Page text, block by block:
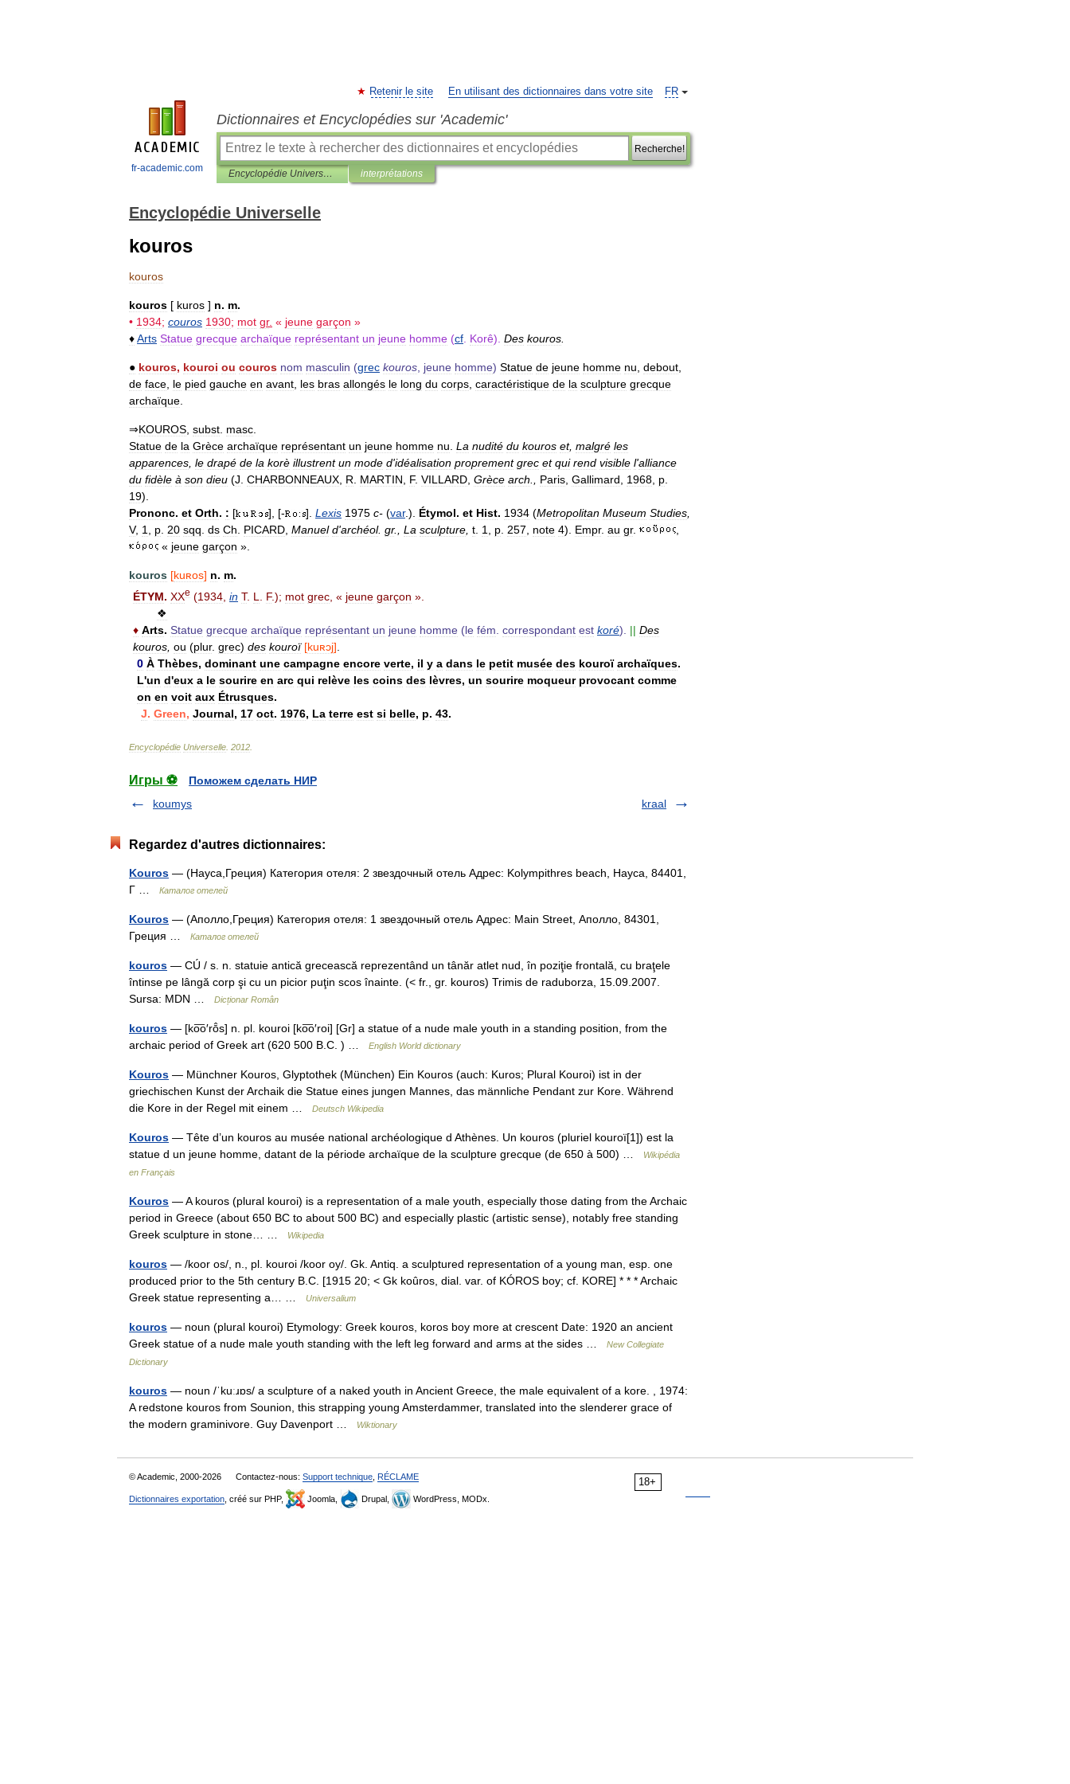
fr-academic.com
FR
Retenir le site En utilisant des dictionnaires dans votre site
Dictionnaires et Encyclopédies sur 'Academic'
Recherche!
Encyclopédie Universelle interprétations
Encyclopédie Universelle
kouros
kouros
kouros [ kuros ] n. m.
• 1934; couros 1930; mot gr. « jeune garçon »
♦Arts Statue grecque archaïque représentant un jeune homme (cf Korê). Des kouros
● kouros, kouroi ou couros nom masculin (grec kouros jeune homme) Statue de jeune homme nu debout
de face le pied gauche en avant les bras allongés le long du corps caractéristique de la sculpture grecque
archaïque
⇒KOUROS subst masc
Statue de la Grèce archaïque représentant un jeune homme nu La nudité du kouros et, malgré les
apparences le drapé de la korè illustrent un mode d'idéalisation proprement grec et qui rend visible l'alliance
du fidèle à son dieu (J CHARBONNEAUX R MARTIN F. VILLARD Grèce arch Paris Gallimard 1968 p
19).
Prononc. et Orth. : [ ], [- ]. Lexis 1975 c- (var.). Étymol. et Hist. 1934 (Metropolitan Museum Studies
V, 1 p 20 sqq ds Ch PICARD Manuel d'archéol. gr., La sculpture t 1 p 257 note 4). Empr. au gr.
« jeune garçon ».
kouros [kuʀos] n. m.
ÉTYM. XXe (1934 in T. L F.); mot grec , « jeune garçon ».
❖
♦ Arts. Statue grecque archaïque représentant un jeune homme (le fém correspondant est koré). || Des
kouros ou (plur. grec) des kouroï [kuʀɔj]
0 À Thèbes, dominant une campagne encore verte, il y a dans le petit musée des kouroï archaïques.
L'un d'eux a le sourire en arc qui relève les coins des lèvres, un sourire moqueur provocant comme
on en voit aux Étrusques.
J. Green, Journal, 17 oct. 1976, La terre est si belle, p. 43.
Encyclopédie Universelle 2012
Игры ⚽
Поможем сделать НИР
koumys
kraal
Regardez d'autres dictionnaires:
Kouros — (Науса,Греция) Категория отеля: 2 звездочный отель Адрес: Kolympithres beach, Науса, 84401,
Г …
Каталог отелей
Kouros — (Аполло,Греция) Категория отеля: 1 звездочный отель Адрес: Main Street, Аполло, 84301,
Греция …
Каталог отелей
kouros — CÚ / s. n. statuie antică grecească reprezentând un tânăr atlet nud, în poziţie frontală, cu braţele
întinse pe lângă corp şi cu un picior puţin scos înainte. (< fr., gr. kouros) Trimis de raduborza, 15.09.2007.
Sursa: MDN …
Dicționar Român
kouros — [ko͞o′rō̂s] n. pl. kouroi [ko͞o′roi] [Gr] a statue of a nude male youth in a standing position, from the
archaic period of Greek art (620 500 B.C. ) …
English World dictionary
Kouros — Münchner Kouros, Glyptothek (München) Ein Kouros (auch: Kuros; Plural Kouroi) ist in der
griechischen Kunst der Archaik die Statue eines jungen Mannes, das männliche Pendant zur Kore. Während
die Kore in der Regel mit einem …
Deutsch Wikipedia
Kouros — Tête d’un kouros au musée national archéologique d Athènes. Un kouros (pluriel kouroï[1]) est la
statue d un jeune homme, datant de la période archaïque de la sculpture grecque (de 650 à 500) …
Wikipédia
en Français
Kouros — A kouros (plural kouroi) is a representation of a male youth, especially those dating from the Archaic
period in Greece (about 650 BC to about 500 BC) and especially plastic (artistic sense), notably free standing
Greek sculpture in stone… …
Wikipedia
kouros — /koor os/, n., pl. kouroi /koor oy/. Gk. Antiq. a sculptured representation of a young man, esp. one
produced prior to the 5th century B.C. [1915 20; < Gk koûros, dial. var. of KÓROS boy; cf. KORE] * * * Archaic
Greek statue representing a… …
Universalium
kouros — noun (plural kouroi) Etymology: Greek kouros, koros boy more at crescent Date: 1920 an ancient
Greek statue of a nude male youth standing with the left leg forward and arms at the sides …
New Collegiate
Dictionary
kouros — noun /ˈkuːɹɒs/ a sculpture of a naked youth in Ancient Greece, the male equivalent of a kore. , 1974:
A redstone kouros from Sounion, this strapping young Amsterdammer, translated into the slenderer grace of
the modern graminivore. Guy Davenport …
Wiktionary
18+
© Academic, 2000-2026 Contactez-nous: Support technique RÉCLAME
Dictionnaires exportation , créé sur PHP, Joomla, Drupal, WordPress, MODx.